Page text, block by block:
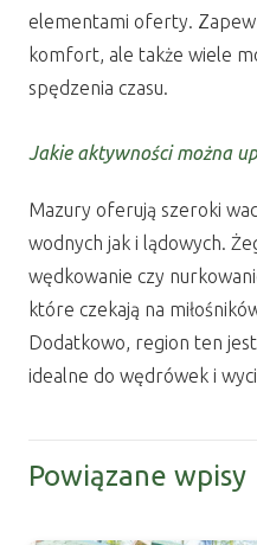
elementami oferty.
komfort, ale także wiele
spędzenia czasu.
Jakie aktywności można
Mazury oferują szeroki
wodnych jak i lądowych.
wędkowanie czy
które czekają na
Dodatkowo, region ten
idealne do wędrówek i
Powiązane wpisy